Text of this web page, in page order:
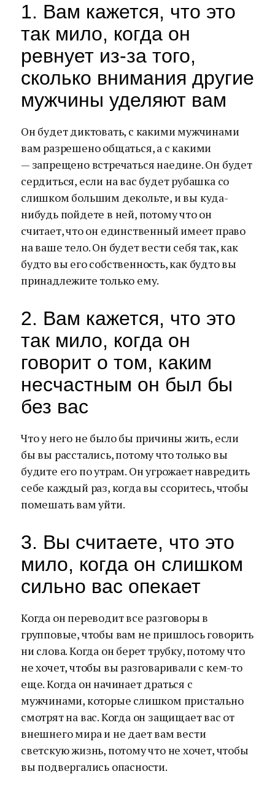
1. Вам кажется, что это
так мило, когда он
ревнует из-за того,
сколько внимания другие
мужчины уделяют вам
Он будет диктовать, с какими мужчинами
вам разрешено общаться, а с какими
— запрещено встречаться наедине. Он будет
сердиться, если на вас будет рубашка со
слишком большим декольте, и вы куда-
нибудь пойдете в ней, потому что он
считает, что он единственный имеет право
на ваше тело. Он будет вести себя так, как
будто вы его собственность, как будто вы
принадлежите только ему.
2. Вам кажется, что это
так мило, когда он
говорит о том, каким
несчастным он был бы
без вас
Что у него не было бы причины жить, если
бы вы расстались, потому что только вы
будите его по утрам. Он угрожает навредить
себе каждый раз, когда вы ссоритесь, чтобы
помешать вам уйти.
3. Вы считаете, что это
мило, когда он слишком
сильно вас опекает
Когда он переводит все разговоры в
групповые, чтобы вам не пришлось говорить
ни слова. Когда он берет трубку, потому что
не хочет, чтобы вы разговаривали с кем-то
еще. Когда он начинает драться с
мужчинами, которые слишком пристально
смотрят на вас. Когда он защищает вас от
внешнего мира и не дает вам вести
светскую жизнь, потому что не хочет, чтобы
вы подвергались опасности.